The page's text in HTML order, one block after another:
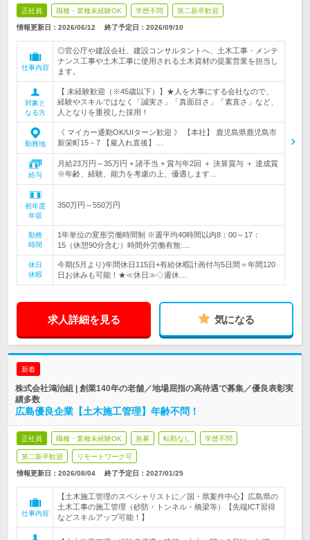
正社員 職種・業種未経験OK 学歴不問 第二新卒歓迎
情報更新日：2026/06/12 終了予定日： 2026/09/10
仕事内容
◎官公庁や建設会社、建設コンサルタントへ、土木工事・メンテ
ナンス工事や土木工事に使用される土木資材の提案営業を担当し
ます。
対象と
なる方
【 未経験歓迎（※45歳以下）】★人を大事にする会社なので、
経験やスキルではなく「誠実さ」「真面目さ」「素直さ」など、
人となりを重視した採用！
勤務地
《 マイカー通勤OK/UIターン歓迎 》 【本社】 鹿児島県鹿児島市
新栄町15－7 【雇入れ直後】…
給与
月給23万円～35万円 + 諸手当 + 賞与年2回 ＋ 決算賞与 ＋ 達成賞
※年齢、経験、能力を考慮の上、優遇します…
初年度
年収
350万円～550万円
勤務
時間
1年単位の変形労働時間制 ※週平均40時間以内8：00～17：
15（休憩90分含む）時間外労働有無:…
休日
休暇
今期(5月より)年間休日115日+有給休暇計画付与5日間＝年間120
日お休みも可能！★≪休日≫◇週休…
求人詳細を見る 気になる
新着
株式会社鴻治組 | 創業140年の老舗／地場屈指の高待遇で募集／優良表彰実
績多数
広島優良企業【土木施工管理】年齢不問！
正社員 職種・業種未経験OK 急募 転勤なし 学歴不問
第二新卒歓迎 リモートワーク可
情報更新日：2026/08/04 終了予定日： 2027/01/25
仕事内容
【土木施工管理のスペシャリストに／国・県案件中心】広島県の
土木工事の施工管理（砂防・トンネル・橋梁等）【先端ICT習得
などスキルアップ可能！】